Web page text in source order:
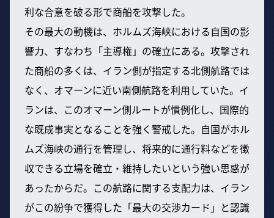
利な合意を破る形で商船を攻撃した。
その最大の動機は、ホルムズ海峡における自国の影
響力、すなわち「主導権」の確立にある。攻撃され
た商船の多くは、イラン側が指定する北側航路では
なく、オマーンに近い南側航路を利用していた。イ
ランは、このオマーン側ルートが慣例化し、国際的
な既成事実となることを強く警戒した。自国がホル
ムズ海峡の通行を管理し、将来的に通行料などを徴
収できる立場を確立・維持したいという強い思惑が
あったからだ。この航路に関する支配力は、イラン
がこの紛争で獲得した「最大の交渉カード」と認識